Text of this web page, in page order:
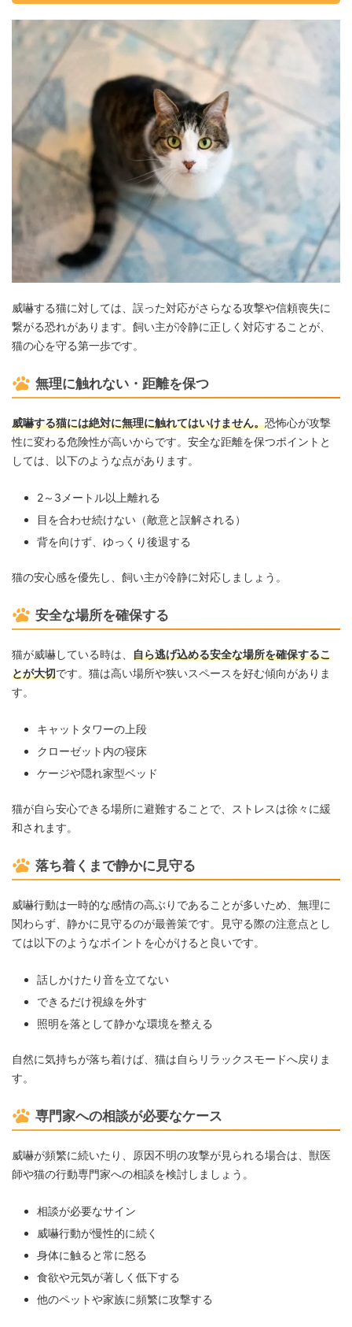
威嚇する猫に対しては、誤った対応がさらなる攻撃や信頼喪失に
繋がる恐れがあります。飼い主が冷静に正しく対応することが、
猫の心を守る第一歩です。
無理に触れない・距離を保つ
威嚇する猫には絶対に無理に触れてはいけません。恐怖心が攻撃
性に変わる危険性が高いからです。安全な距離を保つポイントと
しては、以下のような点があります。
2～3メートル以上離れる
目を合わせ続けない（敵意と誤解される）
背を向けず、ゆっくり後退する
猫の安心感を優先し、飼い主が冷静に対応しましょう。
安全な場所を確保する
猫が威嚇している時は、 自ら逃げ込める安全な場所を確保するこ
とが大切です。猫は高い場所や狭いスペースを好む傾向がありま
す。
キャットタワーの上段
クローゼット内の寝床
ケージや隠れ家型ベッド
猫が自ら安心できる場所に避難することで、ストレスは徐々に緩
和されます。
落ち着くまで静かに見守る
威嚇行動は一時的な感情の高ぶりであることが多いため、無理に
関わらず、静かに見守るのが最善策です。見守る際の注意点とし
ては以下のようなポイントを心がけると良いです。
話しかけたり音を立てない
できるだけ視線を外す
照明を落として静かな環境を整える
自然に気持ちが落ち着けば、猫は自らリラックスモードへ戻りま
す。
専門家への相談が必要なケース
威嚇が頻繁に続いたり、原因不明の攻撃が見られる場合は、獣医
師や猫の行動専門家への相談を検討しましょう。
相談が必要なサイン
威嚇行動が慢性的に続く
身体に触ると常に怒る
食欲や元気が著しく低下する
他のペットや家族に頻繁に攻撃する